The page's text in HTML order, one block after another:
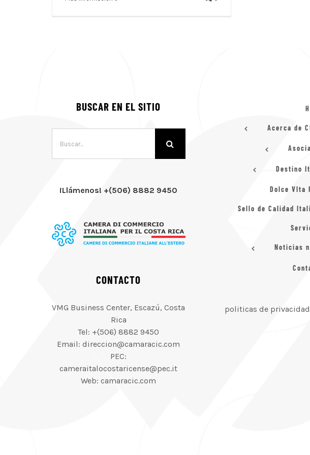
BUSCAR EN EL SITIO
¡Llámenos! +(506) 8882 9450
CONTACTO
VMG Business Center, Escazú, Costa
Rica
Tel: +(506) 8882 9450
Email: direccion@camaracic.com
PEC:
cameraitalocostaricense@pec.it
Web: camaracic.com
Acerca de
Destino
Dolce VIta
Sello de Calidad
Noticias
politicas de privacidad